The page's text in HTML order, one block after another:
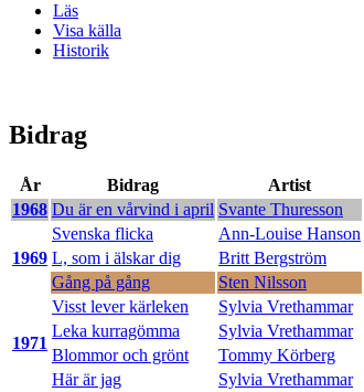
Läs
Visa källa
Historik
Bidrag
År Bidrag Artist
1968 Du är en vårvind i april Svante Thuresson
1969
Svenska flicka Ann-Louise Hanson
L, som i älskar dig
Britt Bergström
Gång på gång
Sten Nilsson
1971
Visst lever kärleken Sylvia Vrethammar
Leka kurragömma
Sylvia Vrethammar
Blommor och grönt
Tommy Körberg
Här är jag
Sylvia Vrethammar